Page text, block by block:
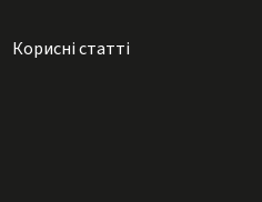
Корисні статті